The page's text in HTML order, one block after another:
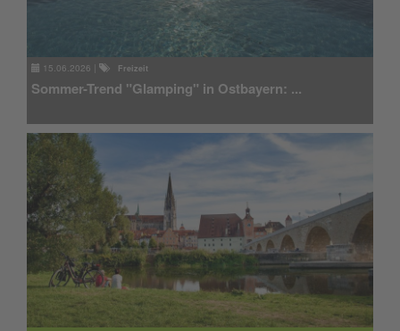
15.06.2026 Freizeit
Sommer-Trend "Glamping" in Ostbayern: ...